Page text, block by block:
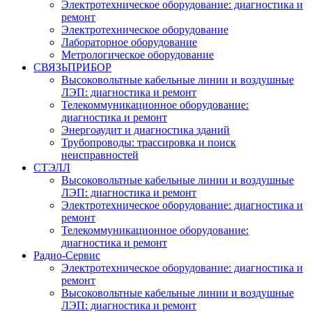
Электротехническое оборудование: диагностика и
ремонт
Электротехническое оборудование
Лабораторное оборудование
Метрологическое оборудование
СВЯЗЬПРИБОР
Высоковольтные кабельные линии и воздушные
ЛЭП: диагностика и ремонт
Телекоммуникационное оборудование:
диагностика и ремонт
Энергоаудит и диагностика зданий
Трубопроводы: трассировка и поиск
неисправностей
СТЭЛЛ
Высоковольтные кабельные линии и воздушные
ЛЭП: диагностика и ремонт
Электротехническое оборудование: диагностика и
ремонт
Телекоммуникационное оборудование:
диагностика и ремонт
Радио-Cервис
Электротехническое оборудование: диагностика и
ремонт
Высоковольтные кабельные линии и воздушные
ЛЭП: диагностика и ремонт